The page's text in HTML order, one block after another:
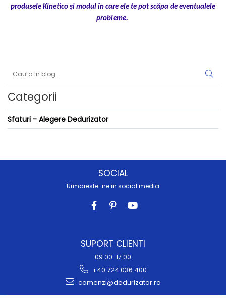
produsele Kinetico și modul în care ele te pot scăpa de eventualele
probleme.
Categorii
Sfaturi - Alegere Dedurizator
SOCIAL
Urmareste-ne in social media
SUPORT CLIENTI
09:00-17:00
+40 724 036 400
comenzi@dedurizator.ro